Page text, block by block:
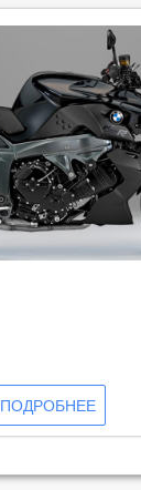
ПОДРОБНЕЕ